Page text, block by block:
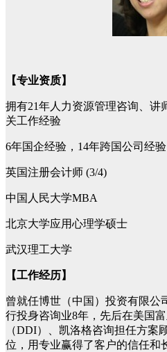
【专业资质】
拥有21年人力资源管理咨询、讲
关工作经验
6年国企经验，14年跨国公司经
英国注册会计师 (3/4)
中国人民大学MBA
北京大学应用心理学硕士
武汉理工大学
【工作经历】
曾就任博世（中国）投资有限公
行投身咨询业8年，先后在美国
（DDI）、凯洛格咨询担任方案
位，用专业赢得了客户的信任和